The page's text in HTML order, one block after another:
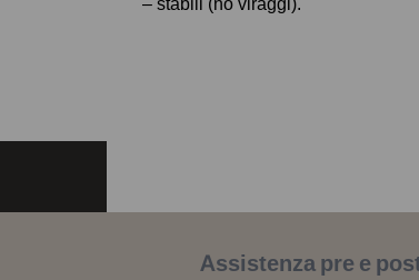
Assistenza pre e